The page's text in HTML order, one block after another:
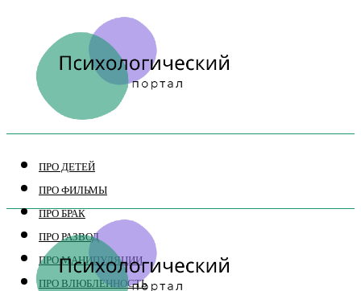
ПРО ДЕТЕЙ
ПРО ФИЛЬМЫ
ПРО БРАК
ПРО РАЗВОД
ПРО МАНИПУЛЯЦИИ
ПРО ВЛЮБЛЕННОСТЬ